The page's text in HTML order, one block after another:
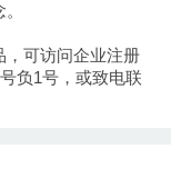
，可访问企业注册
负1号，或致电联